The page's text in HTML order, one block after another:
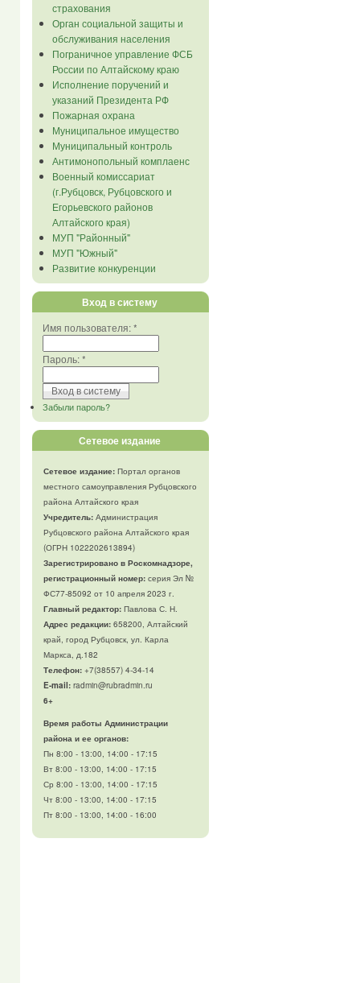
страхования
Орган социальной защиты и
обслуживания населения
Пограничное управление ФСБ
России по Алтайскому краю
Исполнение поручений и
указаний Президента РФ
Пожарная охрана
Муниципальное имущество
Муниципальный контроль
Антимонопольный комплаенс
Военный комиссариат
(г.Рубцовск, Рубцовского и
Егорьевского районов
Алтайского края)
МУП "Районный"
МУП "Южный"
Развитие конкуренции
Вход в систему
Имя пользователя:*
Пароль:*
Забыли пароль?
Сетевое издание
Сетевое издание:Портал органов
местного самоуправления Рубцовского
района Алтайского края
Учредитель:Администрация
Рубцовского района Алтайского края
(ОГРН 1022202613894)
Зарегистрировано в Роскомнадзоре,
регистрационный номер:серия Эл №
ФС77-85092 от 10 апреля 2023 г.
Главный редактор:Павлова С. Н.
Адрес редакции:658200, Алтайский
край, город Рубцовск, ул. Карла
Маркса, д.182
Телефон:+7(38557) 4-34-14
E-mail:radmin@rubradmin.ru
6+
Время работы Администрации
района и ее органов:
Пн 8:00 - 13:00, 14:00 - 17:15
Вт 8:00 - 13:00, 14:00 - 17:15
Ср 8:00 - 13:00, 14:00 - 17:15
Чт 8:00 - 13:00, 14:00 - 17:15
Пт 8:00 - 13:00, 14:00 - 16:00